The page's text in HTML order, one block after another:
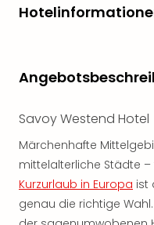
Savoy Westend Hotel
Märchenhafte
mittelalterliche Städte
Kurzurlaub in Europa ist
genau die richtige